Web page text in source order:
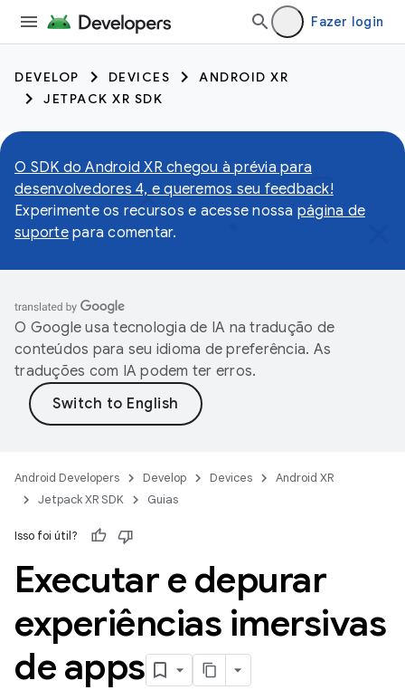
Fazer login
DEVELOP DEVICES
ANDROID XR
JETPACK XR SDK
O SDK do Android XR chegou à prévia para
desenvolvedores 4, e queremos seu feedback!
Experimente os recursos e acesse nossa página de
suportepara comentar.
O Google usa tecnologia de IA na tradução de
conteúdos para seu idioma de preferência. As
traduções com IA podem ter erros.
Android Developers Develop Devices
Android XR
Jetpack XR SDK
Guias
Isso foi útil?
Executar e depurar
experiências imersivas
de apps